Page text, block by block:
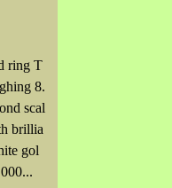
ring T
8.
scal
brillia
gol